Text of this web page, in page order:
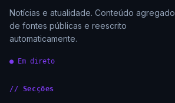
Notícias e atualidade. Conteúdo agregado
de fontes públicas e reescrito
automaticamente.
● Em direto
// Secções